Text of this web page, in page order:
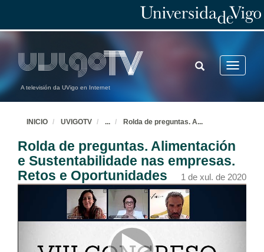
A televisión da UVigo en Internet
Toggle
TOGGLE
SEARCH
INICIO UVIGOTV ... Rolda de preguntas. A...
Rolda de preguntas. Alimentación
e Sustentabilidade nas empresas.
Retos e Oportunidades
1 de xul. de 2020